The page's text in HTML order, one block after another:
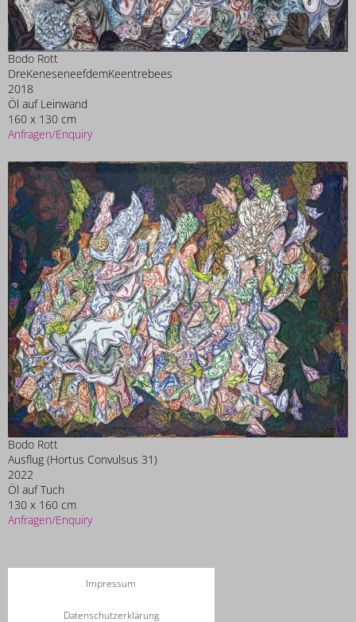
Bodo Rott
DreKeneseneefdemKeentrebees
2018
Öl auf Leinwand
160 x 130 cm
Anfragen/Enquiry
Bodo Rott
Ausflug (Hortus Convulsus 31)
2022
Öl auf Tuch
130 x 160 cm
Anfragen/Enquiry
Impressum
Datenschutzerklärung